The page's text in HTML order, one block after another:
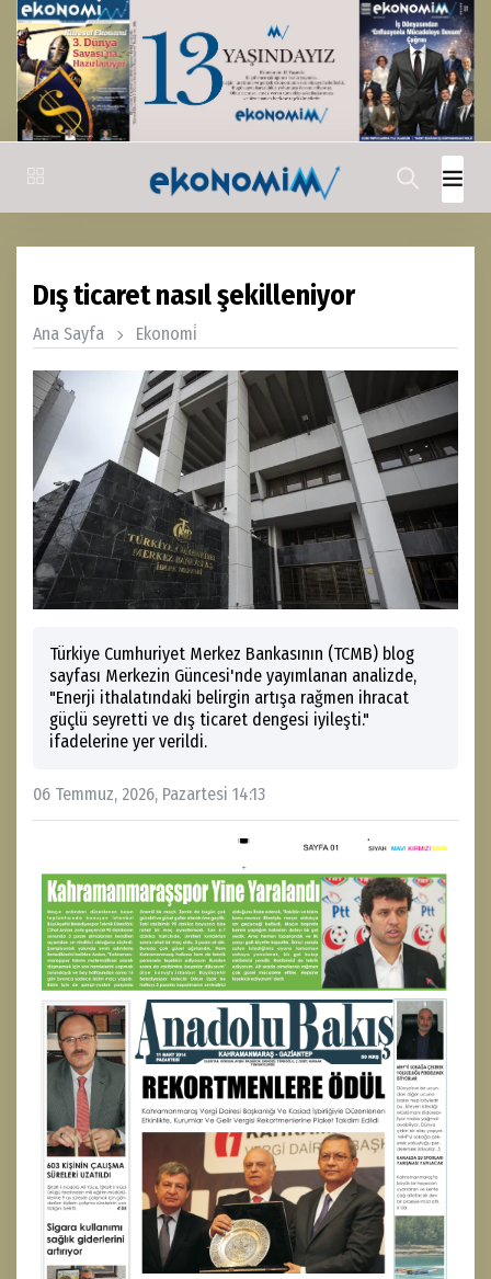
Dış ticaret nasıl şekilleniyor
Ana Sayfa Ekonomi̇
Türkiye Cumhuriyet Merkez Bankasının (TCMB) blog
sayfası Merkezin Güncesi'nde yayımlanan analizde,
"Enerji ithalatındaki belirgin artışa rağmen ihracat
güçlü seyretti ve dış ticaret dengesi iyileşti."
ifadelerine yer verildi.
06 Temmuz, 2026, Pazartesi 14:13